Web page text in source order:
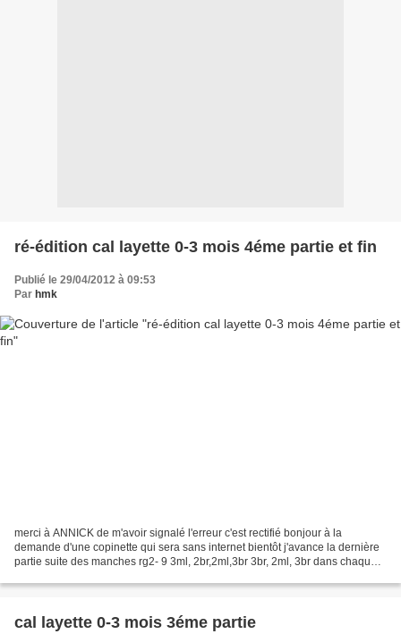
ré-édition cal layette 0-3 mois 4éme partie et fin
Publié le 29/04/2012 à 09:53
Par hmk
merci à ANNICK de m'avoir signalé l'erreur c'est rectifié bonjour à la
demande d'une copinette qui sera sans internet bientôt j'avance la dernière
partie suite des manches rg2- 9 3ml, 2br,2ml,3br 3br, 2ml, 3br dans chaque
cal layette 0-3 mois 3éme partie